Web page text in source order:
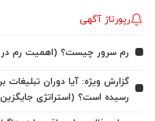
رپورتاژ آگهی
رم سرور چیست؟ (اهمیت رم در
گزارش ویژه: آیا دوران
رسیده است؟ (استراتژی